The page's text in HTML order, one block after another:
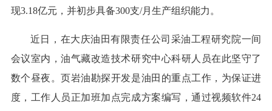
现3.18亿元，并初步具备300支/月生产组织能力。
近日，在大庆油田有限责任公司采油工程研究院一间
会议室内，油气藏改造技术研究中心科研人员在此坚守了
数个昼夜。页岩油勘探开发是油田的重点工作，为保证进
度，工作人员正加班加点完成方案编写，通过视频软件24